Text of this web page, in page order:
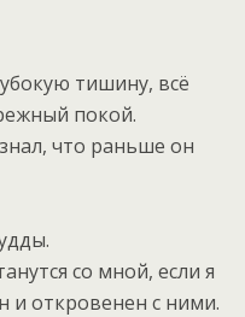
тишину, всё
покой.
что раньше он
со мной, если я
и откровенен с ними.